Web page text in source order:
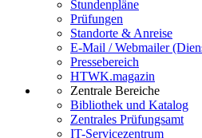
Stundenpläne
Prüfungen
Standorte & Anreise
E-Mail / Webmailer
Pressebereich
HTWK.magazin
Zentrale Bereiche
Bibliothek und Katalog
Zentrales Prüfungsamt
IT-Servicezentrum